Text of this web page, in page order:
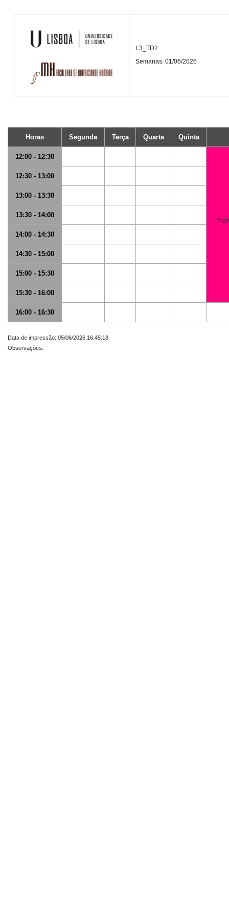
L3_TD2
Semanas: 01/06/2026
Horas Segunda Terça Quarta Quinta
12:00 - 12:30
12:30 - 13:00
13:00 - 13:30
13:30 - 14:00
14:00 - 14:30
14:30 - 15:00
15:00 - 15:30
15:30 - 16:00
16:00 - 16:30
Data de impressão: 05/06/2026 16:45:18
Observações: